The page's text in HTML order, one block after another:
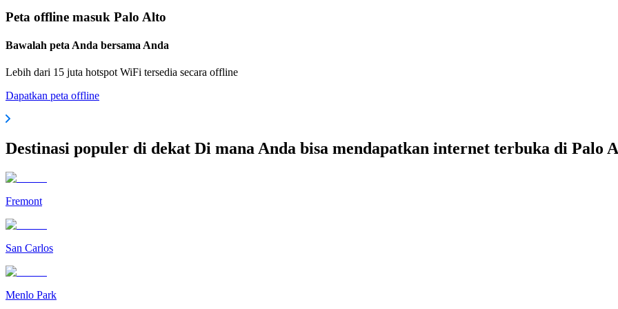
Peta offline masuk Palo Alto
Bawalah peta Anda bersama Anda
Lebih dari 15 juta hotspot WiFi tersedia secara offline
Dapatkan peta offline
Destinasi populer di dekat Di mana Anda bisa mendapatkan internet terbuka di Palo
Fremont
San Carlos
Menlo Park